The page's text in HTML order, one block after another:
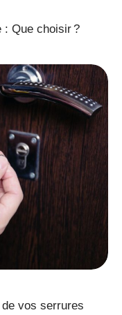
: Que choisir ?
vos serrures